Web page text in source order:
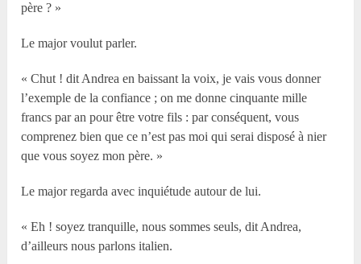
père ? »
Le major voulut parler.
« Chut ! dit Andrea en baissant la voix, je vais vous donner
l’exemple de la confiance ; on me donne cinquante mille
francs par an pour être votre fils : par conséquent, vous
comprenez bien que ce n’est pas moi qui serai disposé à nier
que vous soyez mon père. »
Le major regarda avec inquiétude autour de lui.
« Eh ! soyez tranquille, nous sommes seuls, dit Andrea,
d’ailleurs nous parlons italien.